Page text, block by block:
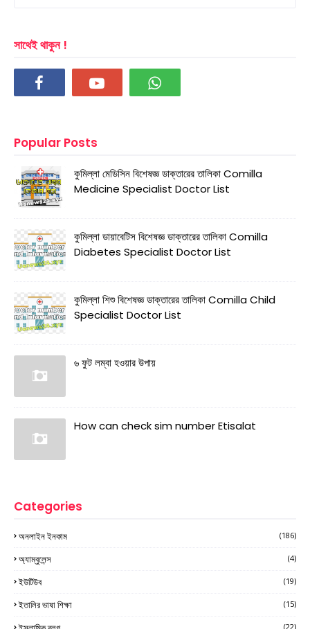
সাথেই থাকুন !
Popular Posts
কুমিল্লা মেডিসিন বিশেষজ্ঞ ডাক্তারের তালিকা Comilla
Medicine Specialist Doctor List
কুমিল্লা ডায়াবেটিস বিশেষজ্ঞ ডাক্তারের তালিকা Comilla
Diabetes Specialist Doctor List
কুমিল্লা শিশু বিশেষজ্ঞ ডাক্তারের তালিকা Comilla Child
Specialist Doctor List
৬ ফুট লম্বা হওয়ার উপায়
How can check sim number Etisalat
Categories
অনলাইন ইনকাম (186)
অ্যাম্বুলেন্স (4)
ইউটিউব (19)
ইতালির ভাষা শিক্ষা (15)
(22)